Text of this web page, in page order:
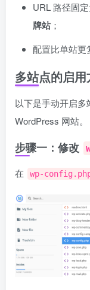
URL 路径固
牌站；
配置比单站更
多站点的启
以下是手动开启
WordPress 网站。
步骤一：修改
在 wp-